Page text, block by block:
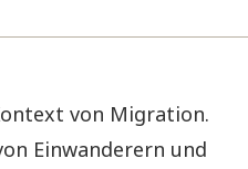
von Migration.
Einwanderern und